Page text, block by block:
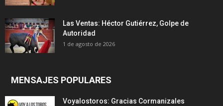
Las Ventas: Héctor Gutiérrez, Golpe de
Autoridad
1 de agosto de 2026
MENSAJES POPULARES
Voyalostoros: Gracias Cormanizales